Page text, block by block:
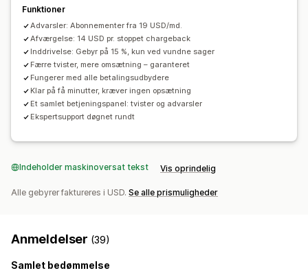
Mistænkelig aktivitet
Svindelnotifikationer Chargebackanalyse
Analyse af besøgende
Risikounderretninger
Appnotifikationer Mailnotifikationer SMS-notifikationer
Funktioner
Advarsler: Abonnementer fra 19 USD/md.
Afværgelse: 14 USD pr. stoppet chargeback
Inddrivelse: Gebyr på 15 %, kun ved vundne sager
Færre tvister, mere omsætning – garanteret
Fungerer med alle betalingsudbydere
Klar på få minutter, kræver ingen opsætning
Et samlet betjeningspanel: tvister og advarsler
Ekspertsupport døgnet rundt
Indeholder maskinoversat tekst Vis oprindelig
Alle gebyrer faktureres i USD. Se alle prismuligheder
Anmeldelser (39)
Samlet bedømmelse